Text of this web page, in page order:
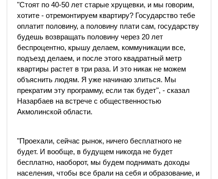
"Стоят по 40-50 лет старые хрущевки, и мы говорим,
хотите - отремонтируем квартиру? Государство тебе
оплатит половину, а половину плати сам, государству
будешь возвращать половину через 20 лет
беспроцентно, крышу делаем, коммуникации все,
подъезд делаем, и после этого квадратный метр
квартиры растет в три раза. И это никак не можем
объяснить людям. Я уже начинаю злиться. Мы
прекратим эту программу, если так будет", - сказал
Назарбаев на встрече с общественностью
Акмолинской области.
"Проехали, сейчас рынок, ничего бесплатного не
будет. И вообще, в будущем никогда не будет
бесплатно, наоборот, мы будем поднимать доходы
населения, чтобы все брали на себя и образование, и